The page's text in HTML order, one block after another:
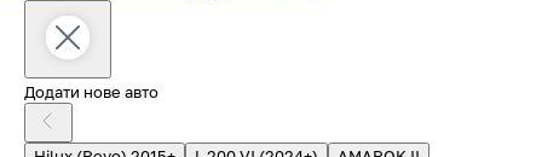
Додати нове авто